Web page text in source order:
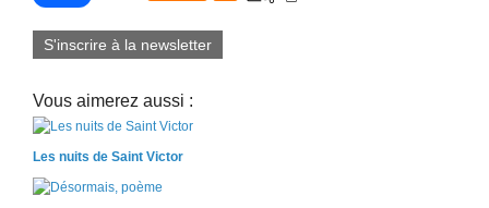
S'inscrire à la newsletter
Vous aimerez aussi :
Les nuits de Saint Victor